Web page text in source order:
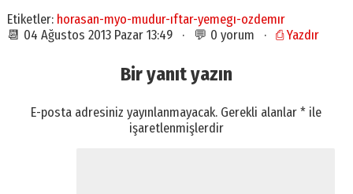
Etiketler: horasan-myo-mudur-ıftar-yemegı-ozdemır
📆 04 Ağustos 2013 Pazar 13:49 · 💬 0 yorum · ⎙ Yazdır
Bir yanıt yazın
E-posta adresiniz yayınlanmayacak. Gerekli alanlar* ile
işaretlenmişlerdir